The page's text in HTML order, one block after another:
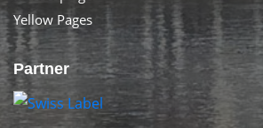
Yellow Pages
Partner